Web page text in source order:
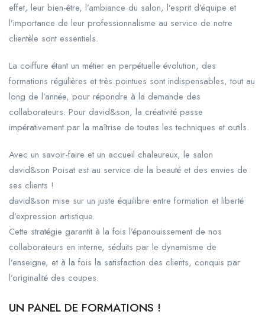
effet, leur bien-être, l’ambiance du salon, l’esprit d’équipe et
l’importance de leur professionnalisme au service de notre
clientèle sont essentiels.
La coiffure étant un métier en perpétuelle évolution, des
formations régulières et très pointues sont indispensables, tout au
long de l’année, pour répondre à la demande des
collaborateurs. Pour david&son, la créativité passe
impérativement par la maîtrise de toutes les techniques et outils.
Avec un savoir-faire et un accueil chaleureux, le salon
david&son Poisat est au service de la beauté et des envies de
ses clients !
david&son mise sur un juste équilibre entre formation et liberté
d’expression artistique.
Cette stratégie garantit à la fois l’épanouissement de nos
collaborateurs en interne, séduits par le dynamisme de
l’enseigne, et à la fois la satisfaction des clients, conquis par
l’originalité des coupes.
UN PANEL DE FORMATIONS !